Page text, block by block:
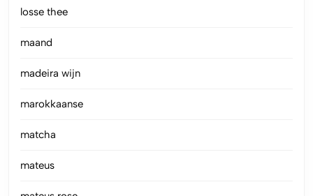
losse thee
maand
madeira wijn
marokkaanse
matcha
mateus